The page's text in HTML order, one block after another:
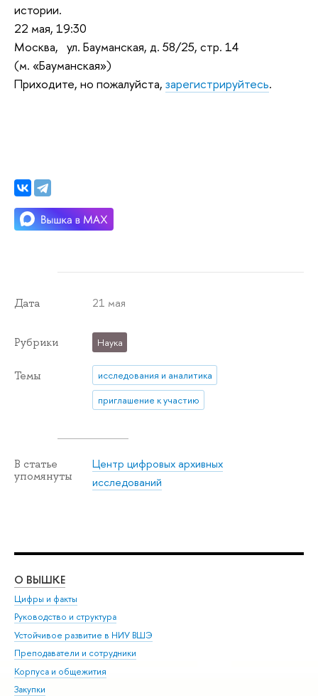
истории.
22 мая, 19:30
Москва, ул. Бауманская, д. 58/25, стр. 14
(м. «Бауманская»)
Приходите, но пожалуйста, зарегистрируйтесь.
Дата 21 мая
Рубрики Наука
Темы
исследования и аналитика
приглашение к участию
В статье
упомянуты
Центр цифровых архивных
исследований
О ВЫШКЕ
Цифры и факты
Руководство и структура
Устойчивое развитие в НИУ ВШЭ
Преподаватели и сотрудники
Корпуса и общежития
Закупки